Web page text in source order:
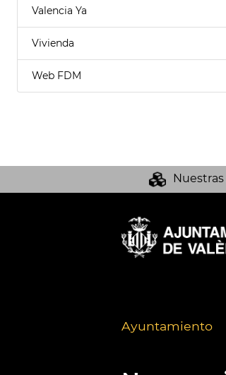
Valencia Ya
Vivienda
Web FDM
Ayuntamiento